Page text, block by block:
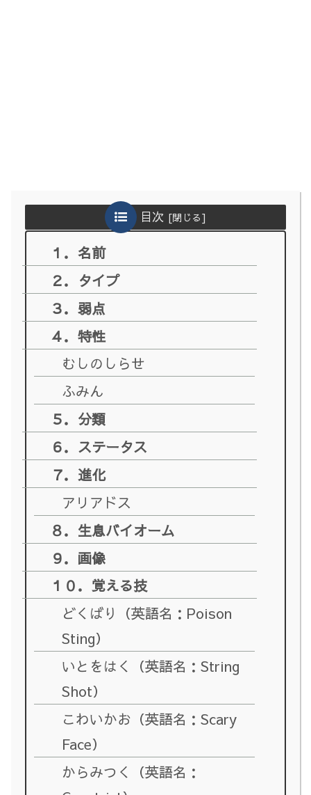
目次
１．名前
２．タイプ
３．弱点
４．特性
むしのしらせ
ふみん
５．分類
６．ステータス
７．進化
アリアドス
８．生息バイオーム
９．画像
１０．覚える技
どくばり（英語名：Poison
Sting）
いとをはく（英語名：String
Shot）
こわいかお（英語名：Scary
Face）
からみつく（英語名：